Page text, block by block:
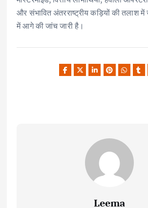
और संभावित अंतरराष्ट्रीय कड़ियों की तलाश
में आगे की जांच जारी है।
Leema